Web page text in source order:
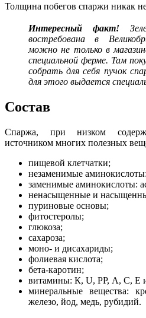
Толщина побегов спаржи никак
Интересный факт!
востребована в
можно не только в
специальной ферме. Там п
собрать для себя пучок
для этого выдается
Состав
Спаржа, при низком
источником многих полезных
пищевой клетчатки;
незаменимые
заменимые аминокислоты:
ненасыщенные и
пуриновые основы;
фитостеролы;
глюкоза;
сахароза;
моно- и дисахариды;
фолиевая кислота;
бета-каротин;
витамины: К, U, PP, А, С, Е
минеральные вещества:
железо, йод, медь, рубидий.